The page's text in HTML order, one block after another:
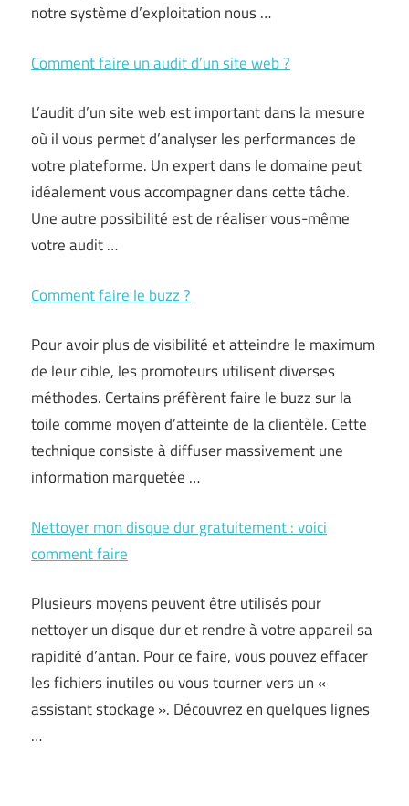
notre système d’exploitation nous …
Comment faire un audit d’un site web ?
L’audit d’un site web est important dans la mesure
où il vous permet d’analyser les performances de
votre plateforme. Un expert dans le domaine peut
idéalement vous accompagner dans cette tâche.
Une autre possibilité est de réaliser vous-même
votre audit …
Comment faire le buzz ?
Pour avoir plus de visibilité et atteindre le maximum
de leur cible, les promoteurs utilisent diverses
méthodes. Certains préfèrent faire le buzz sur la
toile comme moyen d’atteinte de la clientèle. Cette
technique consiste à diffuser massivement une
information marquetée …
Nettoyer mon disque dur gratuitement : voici
comment faire
Plusieurs moyens peuvent être utilisés pour
nettoyer un disque dur et rendre à votre appareil sa
rapidité d’antan. Pour ce faire, vous pouvez effacer
les fichiers inutiles ou vous tourner vers un «
assistant stockage ». Découvrez en quelques lignes
…